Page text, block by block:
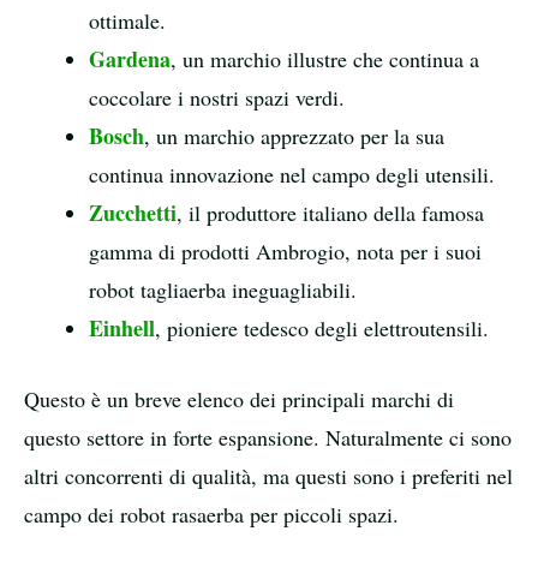
ottimale.
Gardena, un marchio illustre che continua a
coccolare i nostri spazi verdi.
Bosch, un marchio apprezzato per la sua
continua innovazione nel campo degli utensili.
Zucchetti, il produttore italiano della famosa
gamma di prodotti Ambrogio, nota per i suoi
robot tagliaerba ineguagliabili.
Einhell, pioniere tedesco degli elettroutensili.
Questo è un breve elenco dei principali marchi di
questo settore in forte espansione. Naturalmente ci sono
altri concorrenti di qualità, ma questi sono i preferiti nel
campo dei robot rasaerba per piccoli spazi.